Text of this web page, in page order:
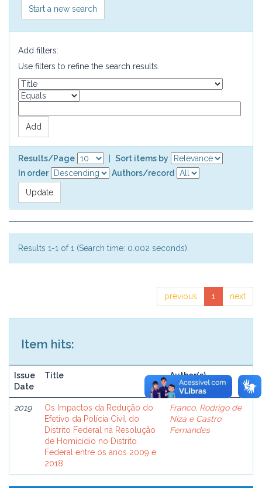
Start a new search
Add filters:
Use filters to refine the search results.
Results/Page
Sort items by
In order
Authors/record
Results 1-1 of 1 (Search time: 0.002 seconds).
previous 1 next
Item hits:
Issue
Date
Title Author(s)
2019
Os Impactos da Redução do
Efetivo da Polícia Civil do
Distrito Federal na Resolução
de Homicídio no Distrito
Federal entre os anos 2009 e
2018
Franco, Rodrigo de
Niza e Castro
Fernandes